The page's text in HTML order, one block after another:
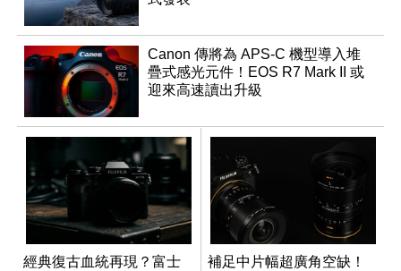
Canon 傳將為 APS-C 機型導入堆
疊式感光元件！EOS R7 Mark II 或
迎來高速讀出升級
經典復古血統再現？富士
補足中片幅超廣角空缺！